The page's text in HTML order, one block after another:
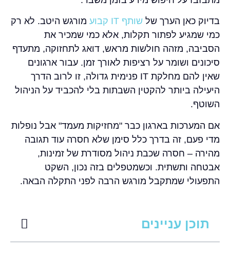
בדיוק כאן הערך של שותף IT קבוע
מורגש היטב. לא רק
כמי שמגיע לפתור תקלות, אלא כמי שמכיר את
הסביבה, מזהה חולשות מראש, דואג לתחזוקה, מתעדף
סיכונים ושומר על רציפות לאורך זמן. עבור ארגונים
שאין להם מחלקת IT פנימית גדולה, זו לרוב הדרך
היעילה ביותר להקטין השבתות בלי להכביד על הניהול
השוטף.
אם המערכות בארגון כבר "מחזיקות מעמד" אבל נופלות
מדי פעם, זה בדרך כלל סימן שלא חסרה עוד תגובה
מהירה – חסרה שכבת ניהול מסודרת של זמינות,
אבטחה ותשתית. וכשמטפלים בזה נכון, השקט
התפעולי שמתקבל מורגש הרבה לפני התקלה הבאה.
תוכן עניינים